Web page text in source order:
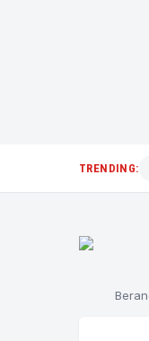
TRENDING: